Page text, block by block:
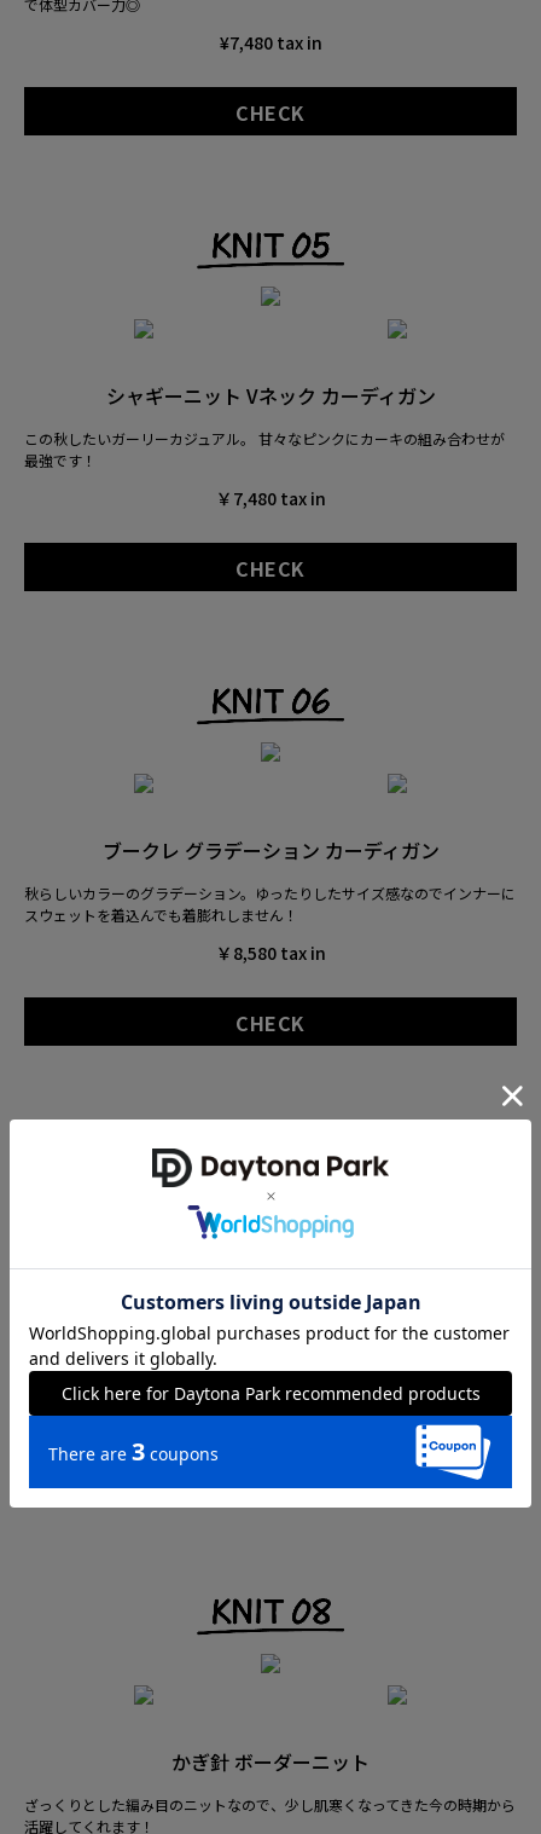
¥7,480 tax in
CHECK
シャギーニット Vネック カーディガン
この秋したいガーリーカジュアル。 甘々なピンクにカーキの組み合わせが
最強です！
￥7,480 tax in
CHECK
ブークレ グラデーション カーディガン
秋らしいカラーのグラデーション。 ゆったりしたサイズ感なのでインナーに
スウェットを着込んでも着膨れしません！
￥8,580 tax in
CHECK
2WAY リボン 透かしニット
着こなし方によって選べる、前後2way仕様の透かし編みニット。
を変えてロングシーズン着られます。
かぎ針 ボーダーニット
ざっくりとした編み目のニットなので、 少し肌寒くなってきた今の時期から
活躍してくれます！